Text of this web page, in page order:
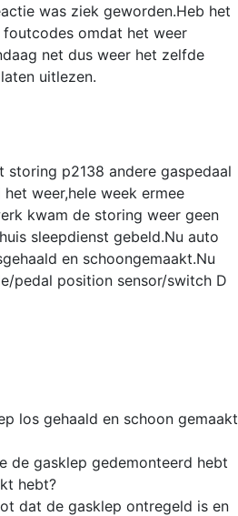
was ziek geworden.Heb het
foutcodes omdat het weer
net dus weer het zelfde
uitlezen.
storing p2138 andere gaspedaal
weer,hele week ermee
kwam de storing weer geen
sleepdienst gebeld.Nu auto
en schoongemaakt.Nu
pedal position sensor/switch D
los gehaald en schoon gemaakt
de gasklep gedemonteerd hebt
hebt?
dat de gasklep ontregeld is en